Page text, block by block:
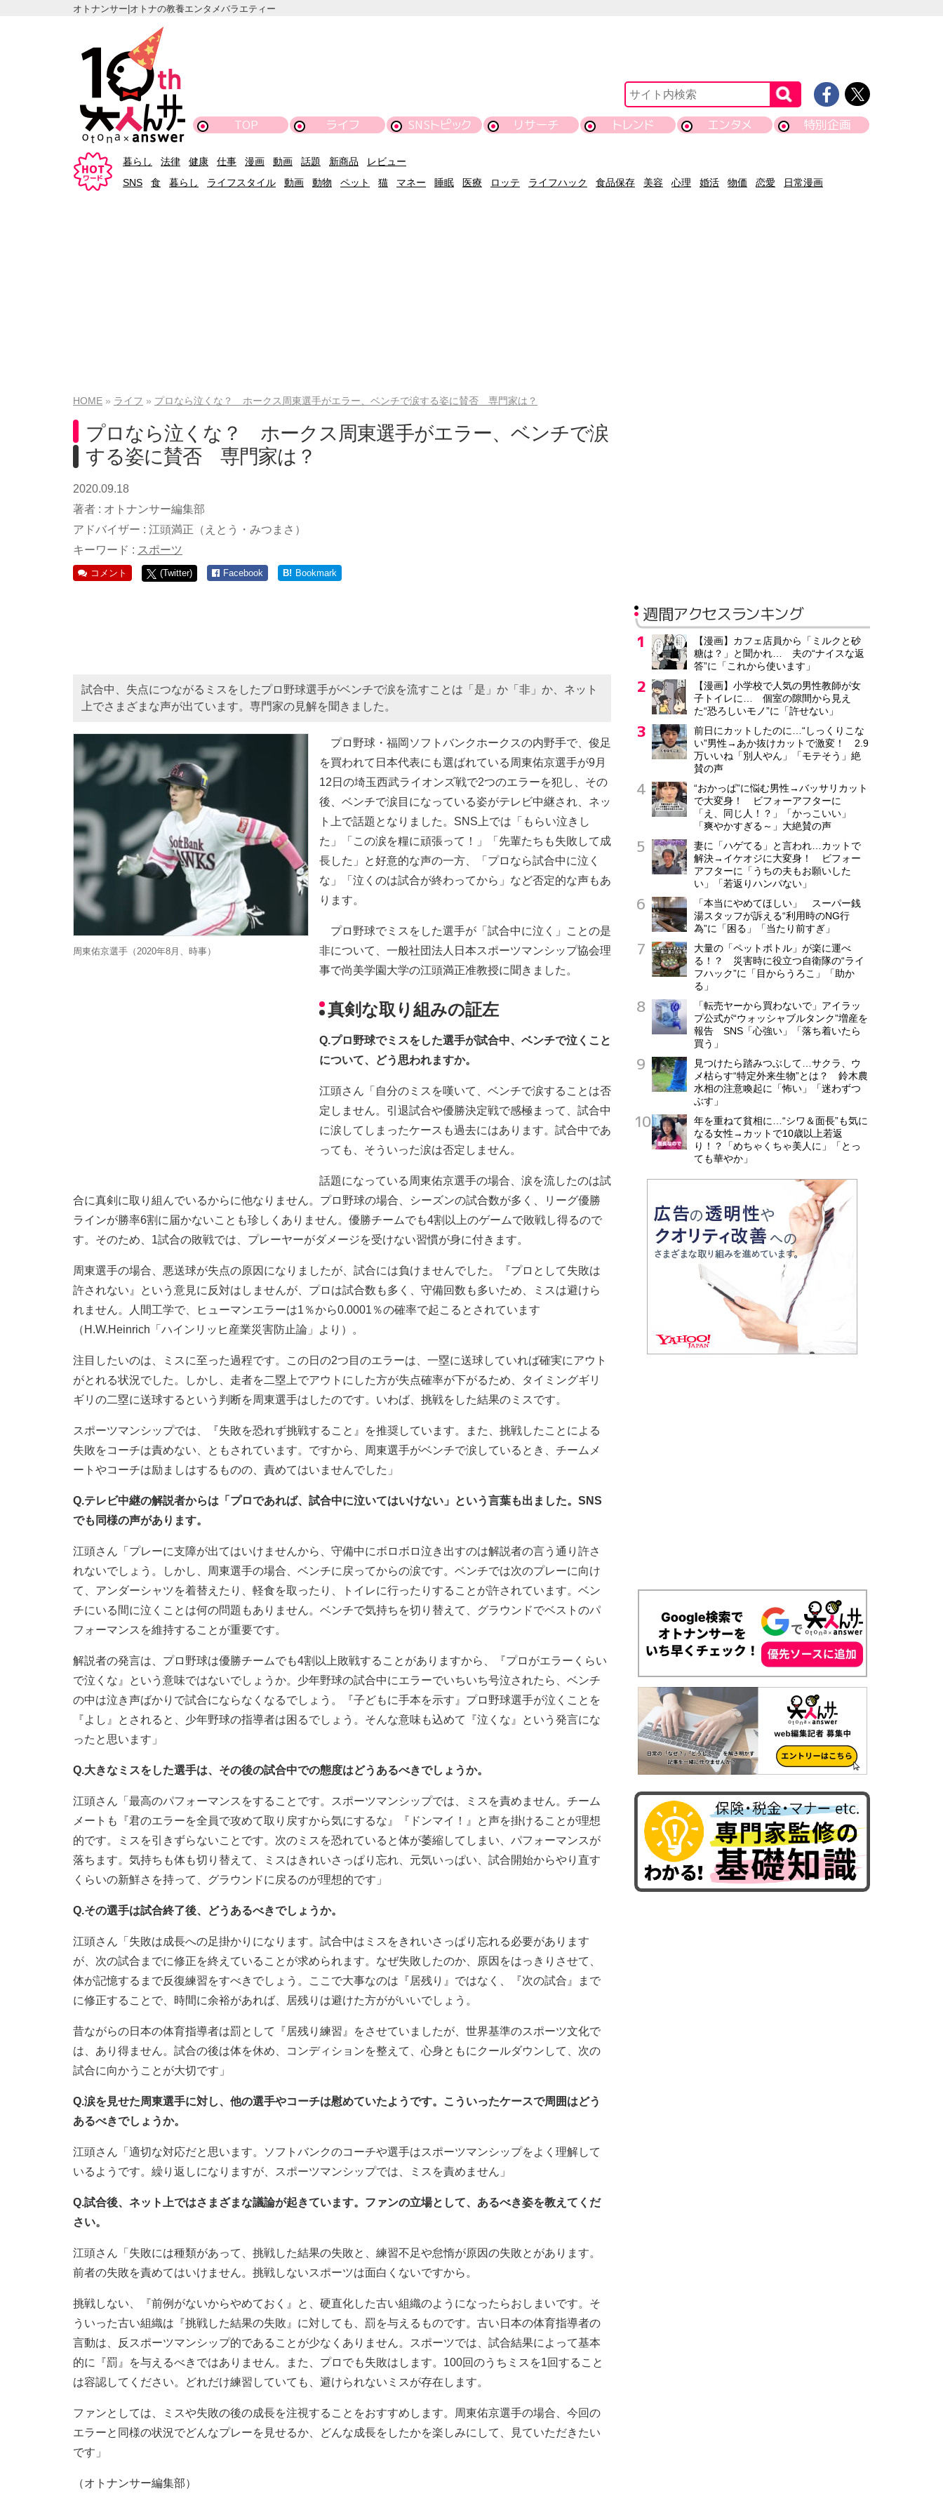
オトナンサー|オトナの教養エンタメバラエティー
TOP ライフ SNSトピック リサーチ トレンド エンタメ 特別企画
暮らし 法律 健康 仕事 漫画 動画 話題 新商品
レビュー
SNS
食 暮らし ライフスタイル 動画 動物 ペット 猫 マネー 睡眠 医療 ロッテ ライフハック 食品保存 美容 心理 婚活 物価 恋愛 日常漫画
HOME ライフ プロなら泣くな？ ホークス周東選手がエラー、ベンチで涙する姿に賛否 専門家は？
プロなら泣くな？ ホークス周東選手がエラー、ベンチで涙
する姿に賛否 専門家は？
2020.09.18
著者 : オトナンサー編集部
アドバイザー : 江頭満正（えとう・みつまさ）
キーワード : スポーツ
コメント (Twitter) Facebook B! Bookmark
試合中、失点につながるミスをしたプロ野球選手がベンチで涙を流すことは「是」か「非」か、ネット
上でさまざまな声が出ています。専門家の見解を聞きました。
周東佑京選手（2020年8月、時事）
プロ野球・福岡ソフトバンクホークスの内野手で、俊足
を買われて日本代表にも選ばれている周東佑京選手が9月
12日の埼玉西武ライオンズ戦で2つのエラーを犯し、その
後、ベンチで涙目になっている姿がテレビ中継され、ネッ
ト上で話題となりました。SNS上では「もらい泣きし
た」「この涙を糧に頑張って！」「先輩たちも失敗して成
長した」と好意的な声の一方、「プロなら試合中に泣く
な」「泣くのは試合が終わってから」など否定的な声もあ
ります。
プロ野球でミスをした選手が「試合中に泣く」ことの是
非について、一般社団法人日本スポーツマンシップ協会理
事で尚美学園大学の江頭満正准教授に聞きました。
真剣な取り組みの証左
Q.プロ野球でミスをした選手が試合中、ベンチで泣くこと
について、どう思われますか。
江頭さん「自分のミスを嘆いて、ベンチで涙することは否
定しません。引退試合や優勝決定戦で感極まって、試合中
に涙してしまったケースも過去にはあります。試合中であ
っても、そういった涙は否定しません。
話題になっている周東佑京選手の場合、涙を流したのは試
合に真剣に取り組んでいるからに他なりません。プロ野球の場合、シーズンの試合数が多く、リーグ優勝
ラインが勝率6割に届かないことも珍しくありません。優勝チームでも4割以上のゲームで敗戦し得るので
す。そのため、1試合の敗戦では、プレーヤーがダメージを受けない習慣が身に付きます。
周東選手の場合、悪送球が失点の原因になりましたが、試合には負けませんでした。『プロとして失敗は
許されない』という意見に反対はしませんが、プロは試合数も多く、守備回数も多いため、ミスは避けら
れません。人間工学で、ヒューマンエラーは1％から0.0001％の確率で起こるとされています
（H.W.Heinrich「ハインリッヒ産業災害防止論」より）。
注目したいのは、ミスに至った過程です。この日の2つ目のエラーは、一塁に送球していれば確実にアウト
がとれる状況でした。しかし、走者を二塁上でアウトにした方が失点確率が下がるため、タイミングギリ
ギリの二塁に送球するという判断を周東選手はしたのです。いわば、挑戦をした結果のミスです。
スポーツマンシップでは、『失敗を恐れず挑戦すること』を推奨しています。また、挑戦したことによる
失敗をコーチは責めない、ともされています。ですから、周東選手がベンチで涙しているとき、チームメ
ートやコーチは励ましはするものの、責めてはいませんでした」
Q.テレビ中継の解説者からは「プロであれば、試合中に泣いてはいけない」という言葉も出ました。SNS
でも同様の声があります。
江頭さん「プレーに支障が出てはいけませんから、守備中にボロボロ泣き出すのは解説者の言う通り許さ
れないでしょう。しかし、周東選手の場合、ベンチに戻ってからの涙です。ベンチでは次のプレーに向け
て、アンダーシャツを着替えたり、軽食を取ったり、トイレに行ったりすることが許されています。ベン
チにいる間に泣くことは何の問題もありません。ベンチで気持ちを切り替えて、グラウンドでベストのパ
フォーマンスを維持することが重要です。
解説者の発言は、プロ野球は優勝チームでも4割以上敗戦することがありますから、『プロがエラーくらい
で泣くな』という意味ではないでしょうか。少年野球の試合中にエラーでいちいち号泣されたら、ベンチ
の中は泣き声ばかりで試合にならなくなるでしょう。『子どもに手本を示す』プロ野球選手が泣くことを
『よし』とされると、少年野球の指導者は困るでしょう。そんな意味も込めて『泣くな』という発言にな
ったと思います」
Q.大きなミスをした選手は、その後の試合中での態度はどうあるべきでしょうか。
江頭さん「最高のパフォーマンスをすることです。スポーツマンシップでは、ミスを責めません。チーム
メートも『君のエラーを全員で攻めて取り戻すから気にするな』『ドンマイ！』と声を掛けることが理想
的です。ミスを引きずらないことです。次のミスを恐れていると体が萎縮してしまい、パフォーマンスが
落ちます。気持ちも体も切り替えて、ミスはきれいさっぱり忘れ、元気いっぱい、試合開始からやり直す
くらいの新鮮さを持って、グラウンドに戻るのが理想的です」
Q.その選手は試合終了後、どうあるべきでしょうか。
江頭さん「失敗は成長への足掛かりになります。試合中はミスをきれいさっぱり忘れる必要があります
が、次の試合までに修正を終えていることが求められます。なぜ失敗したのか、原因をはっきりさせて、
体が記憶するまで反復練習をすべきでしょう。ここで大事なのは『居残り』ではなく、『次の試合』まで
に修正することで、時間に余裕があれば、居残りは避けた方ががいいでしょう。
昔ながらの日本の体育指導者は罰として『居残り練習』をさせていましたが、世界基準のスポーツ文化で
は、あり得ません。試合の後は体を休め、コンディションを整えて、心身ともにクールダウンして、次の
試合に向かうことが大切です」
Q.涙を見せた周東選手に対し、他の選手やコーチは慰めていたようです。こういったケースで周囲はどう
あるべきでしょうか。
江頭さん「適切な対応だと思います。ソフトバンクのコーチや選手はスポーツマンシップをよく理解して
いるようです。繰り返しになりますが、スポーツマンシップでは、ミスを責めません」
Q.試合後、ネット上ではさまざまな議論が起きています。ファンの立場として、あるべき姿を教えてくだ
さい。
江頭さん「失敗には種類があって、挑戦した結果の失敗と、練習不足や怠惰が原因の失敗とがあります。
前者の失敗を責めてはいけません。挑戦しないスポーツは面白くないですから。
挑戦しない、『前例がないからやめておく』と、硬直化した古い組織のようになったらおしまいです。そ
ういった古い組織は『挑戦した結果の失敗』に対しても、罰を与えるものです。古い日本の体育指導者の
言動は、反スポーツマンシップ的であることが少なくありません。スポーツでは、試合結果によって基本
的に『罰』を与えるべきではありません。また、プロでも失敗はします。100回のうちミスを1回すること
は容認してください。どれだけ練習していても、避けられないミスが存在します。
ファンとしては、ミスや失敗の後の成長を注視することをおすすめします。周東佑京選手の場合、今回の
エラーと同様の状況でどんなプレーを見せるか、どんな成長をしたかを楽しみにして、見ていただきたい
です」
（オトナンサー編集部）
週間アクセスランキング
【漫画】カフェ店員から「ミルクと砂
糖は？」と聞かれ… 夫の“ナイスな返
答”に「これから使います」
【漫画】小学校で人気の男性教師が女
子トイレに… 個室の隙間から見え
た“恐ろしいモノ”に「許せない」
前日にカットしたのに…“しっくりこな
い”男性→あか抜けカットで激変！ 2.9
万いいね「別人やん」「モテそう」絶
賛の声
“おかっぱ”に悩む男性→バッサリカット
で大変身！ ビフォーアフターに
「え、同じ人！？」「かっこいい」
「爽やかすぎる～」大絶賛の声
妻に「ハゲてる」と言われ…カットで
解決→イケオジに大変身！ ビフォー
アフターに「うちの夫もお願いした
い」「若返りハンパない」
「本当にやめてほしい」 スーパー銭
湯スタッフが訴える“利用時のNG行
為”に「困る」「当たり前すぎ」
大量の「ペットボトル」が楽に運べ
る！？ 災害時に役立つ自衛隊の“ライ
フハック”に「目からうろこ」「助か
る」
「転売ヤーから買わないで」アイラッ
プ公式が“ウォッシャブルタンク”増産を
報告 SNS「心強い」「落ち着いたら
買う」
見つけたら踏みつぶして…サクラ、ウ
メ枯らす“特定外来生物”とは？ 鈴木農
水相の注意喚起に「怖い」「迷わずつ
ぶす」
年を重ねて貧相に…“シワ＆面長”も気に
なる女性→カットで10歳以上若返
り！？「めちゃくちゃ美人に」「とっ
ても華やか」